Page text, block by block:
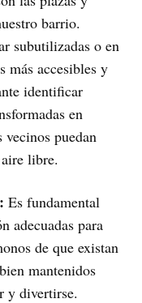
barrio.
subutilizadas o en
más accesibles y
identificar
en
vecinos puedan
libre.
Es fundamental
adecuadas para
de que existan
mantenidos
y divertirse.